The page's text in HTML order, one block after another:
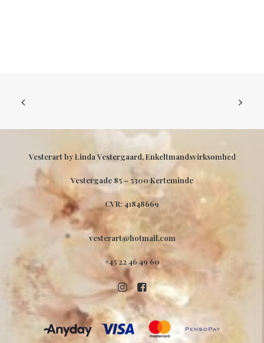
Vesterart by Linda Vestergaard, Enkeltmandsvirksomhed
Vestergade 85 – 5300 Kerteminde
CVR: 41848669
vesterart@hotmail.com
+45 22 46 49 60